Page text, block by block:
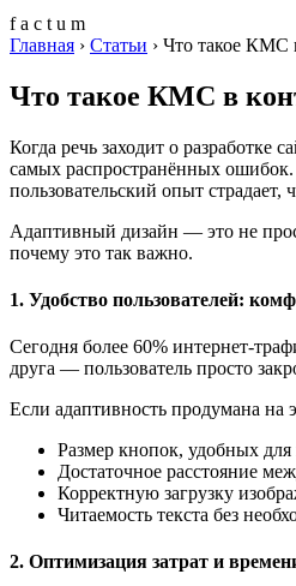
f a c t u m
Главная › Статьи › Что такое КМС
Что такое КМС в
Когда речь заходит о
самых распространённых ошибок.
пользовательский опыт
Адаптивный дизайн — это не
почему это так важно.
1. Удобство пользователей:
Сегодня более 60% интернет-
друга — пользователь просто
Если адаптивность продумана на
Размер кнопок, удобных
Достаточное расстояние
Корректную загрузку
Читаемость текста без
2. Оптимизация затрат и